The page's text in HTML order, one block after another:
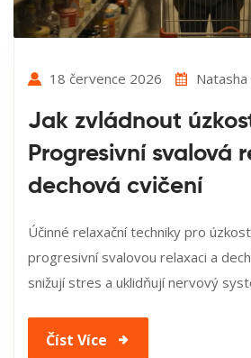
18 července 2026 Natasha
Jak zvládnout
Progresivní svalová
dechová cvičení
Účinné relaxační techniky pro
progresivní svalovou relaxaci a
snižují stres a uklidňují nervový
Číst Více